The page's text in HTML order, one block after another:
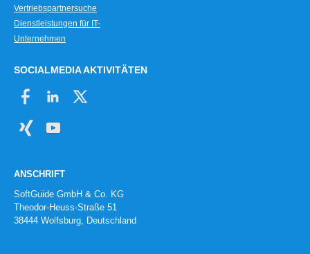
Vertriebspartnersuche
Dienstleistungen für IT-
Unternehmen
SOCIALMEDIA AKTIVITÄTEN
ANSCHRIFT
SoftGuide GmbH & Co. KG
Theodor-Heuss-Straße 51
38444 Wolfsburg, Deutschland